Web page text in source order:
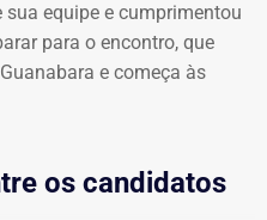
equipe e cumprimentou
para o encontro, que
e começa às
os candidatos